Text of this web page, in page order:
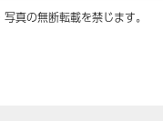
真の無断転載を禁じます。